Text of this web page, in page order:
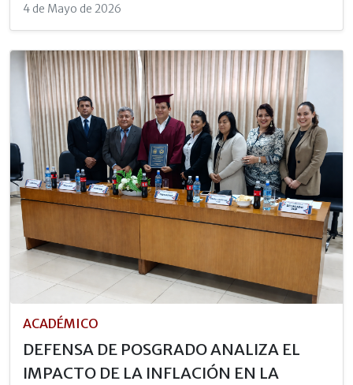
4 de Mayo de 2026
ACADÉMICO
DEFENSA DE POSGRADO ANALIZA EL
IMPACTO DE LA INFLACIÓN EN LA